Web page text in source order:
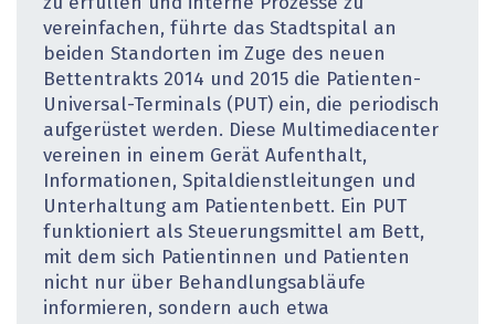
zu erfüllen und interne Prozesse zu
vereinfachen, führte das Stadtspital an
beiden Standorten im Zuge des neuen
Bettentrakts 2014 und 2015 die Patienten-
Universal-Terminals (PUT) ein, die periodisch
aufgerüstet werden. Diese Multimediacenter
vereinen in einem Gerät Aufenthalt,
Informationen, Spitaldienstleitungen und
Unterhaltung am Patientenbett. Ein PUT
funktioniert als Steuerungsmittel am Bett,
mit dem sich Patientinnen und Patienten
nicht nur über Behandlungsabläufe
informieren, sondern auch etwa